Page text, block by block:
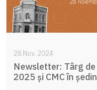
28 Nov. 2024
Newsletter: Târg
2025 și CMC în